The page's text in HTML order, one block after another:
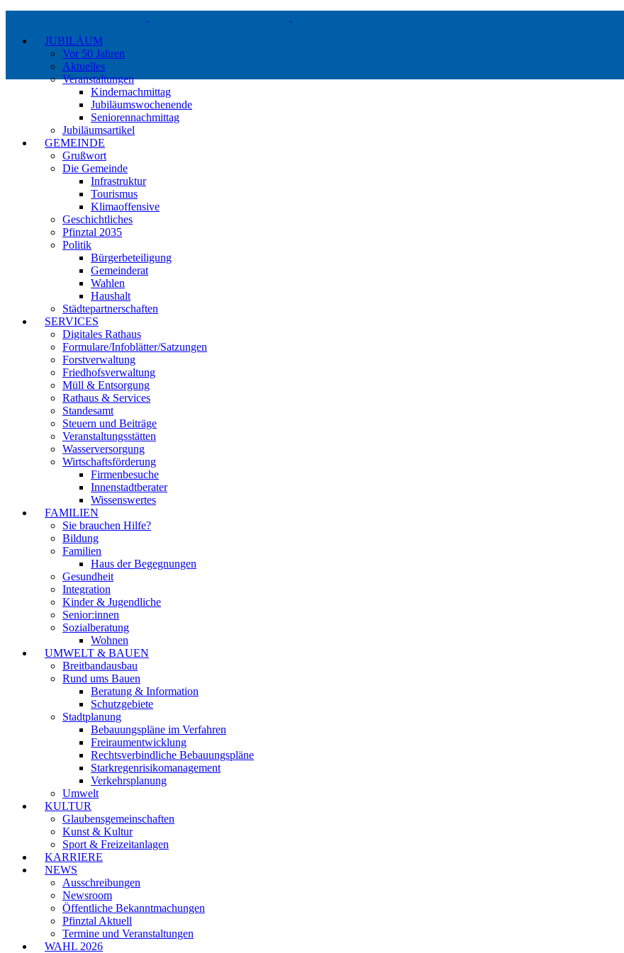
springen
JUBILÄUM
Vor 50 Jahren
Aktuelles
Veranstaltungen
Kindernachmittag
Jubiläumswochenende
Seniorennachmittag
Jubiläumsartikel
GEMEINDE
Grußwort
Die Gemeinde
Infrastruktur
Tourismus
Klimaoffensive
Geschichtliches
Pfinztal 2035
Politik
Bürgerbeteiligung
Gemeinderat
Wahlen
Haushalt
Städtepartnerschaften
SERVICES
Digitales Rathaus
Formulare/Infoblätter/Satzungen
Forstverwaltung
Friedhofsverwaltung
Müll & Entsorgung
Rathaus & Services
Standesamt
Steuern und Beiträge
Veranstaltungsstätten
Wasserversorgung
Wirtschaftsförderung
Firmenbesuche
Innenstadtberater
Wissenswertes
FAMILIEN
Sie brauchen Hilfe?
Bildung
Familien
Haus der Begegnungen
Gesundheit
Integration
Kinder & Jugendliche
Senior:innen
Sozialberatung
Wohnen
UMWELT & BAUEN
Breitbandausbau
Rund ums Bauen
Beratung & Information
Schutzgebiete
Stadtplanung
Bebauungspläne im Verfahren
Freiraumentwicklung
Rechtsverbindliche Bebauungspläne
Starkregenrisikomanagement
Verkehrsplanung
Umwelt
KULTUR
Glaubensgemeinschaften
Kunst & Kultur
Sport & Freizeitanlagen
KARRIERE
NEWS
Ausschreibungen
Newsroom
Öffentliche Bekanntmachungen
Pfinztal Aktuell
Termine und Veranstaltungen
WAHL 2026